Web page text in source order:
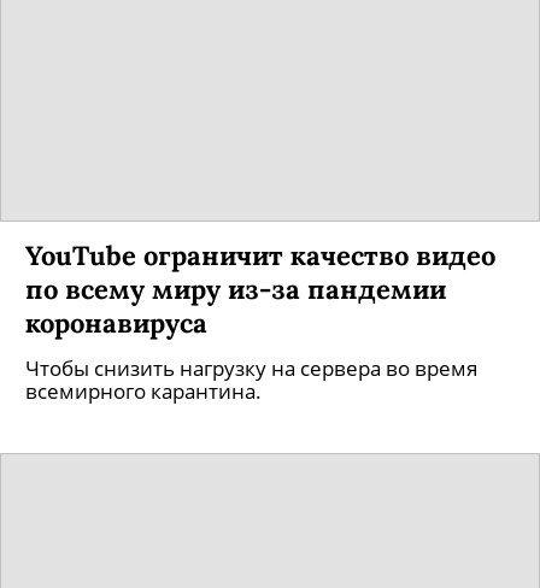
YouTube ограничит качество видео
по всему миру из-за пандемии
коронавируса
Чтобы снизить нагрузку на сервера во время
всемирного карантина.